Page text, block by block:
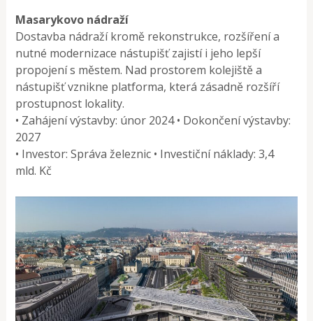
Masarykovo nádraží
Dostavba nádraží kromě rekonstrukce, rozšíření a
nutné modernizace nástupišť zajistí i jeho lepší
propojení s městem. Nad prostorem kolejiště a
nástupišť vznikne platforma, která zásadně rozšíří
prostupnost lokality.
• Zahájení výstavby: únor 2024 • Dokončení výstavby:
2027
• Investor: Správa železnic • Investiční náklady: 3,4
mld. Kč